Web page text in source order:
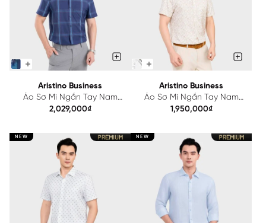
Aristino Business
Áo Sơ Mi Ngắn Tay Nam
Aristino Business Regular Fit
2,029,000₫
Aristino Business
Áo Sơ Mi Ngắn Tay Nam
Aristino Business Regular Fit
1,950,000₫
NEW NEW